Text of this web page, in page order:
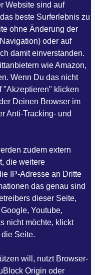
Website sind auf
beste Surferlebnis zu
ohne Änderung der
oder auf
damit einverstanden.
wie Amazon,
Wenn Du das nicht
"Akzeptieren" klicken
Deinen Browser im
Anti-Tracking- und
zudem extern
die weitere
IP-Adresse an Dritte
das genau sind
dieser Seite,
Youtube,
nicht möchte, klickt
Seite.
will, nutzt Browser-
Origin oder